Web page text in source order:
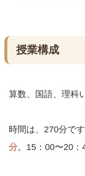
授業構成
算数、国語、理科
時間は、270分で
分。15：00〜20：